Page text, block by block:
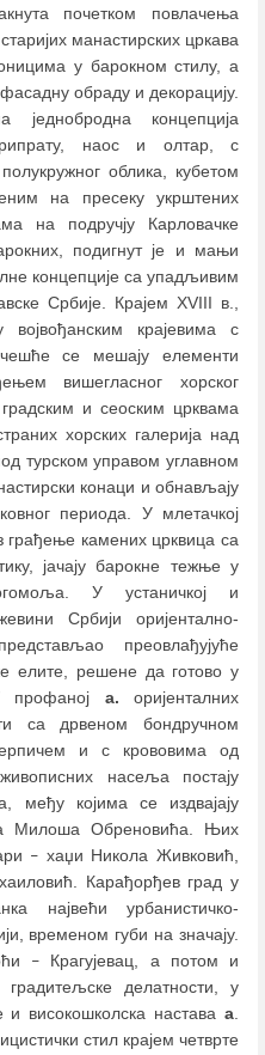
почетком повлачења
манастирских цркава
у барокном стилу, а
обраду и декорацију.
једнобродна концепција
наос и олтар, с
облика, кубетом
на пресеку укрштених
на подручју Карловачке
подигнут је и мањи
концепције са упадљивим
Србије. Крајем XVIII в.,
крајевима с
се мешају елементи
вишегласног хорског
и сеоским црквама
хорских галерија над
турском управом углавном
конаци и обнављају
периода. У млетачкој
грађење камених црквица са
јачају барокне тежње у
У устаничкој и
Србији оријентално-
преовлађујуће
елите, решене да готово у
профаној а. оријенталних
са дрвеном бондручном
и с крововима од
насеља постају
међу којима се издвајају
Милоша Обреновића. Њих
– хаџи Никола Живковић,
Карађорђев град у
највећи урбанистичко-
временом губи на значају.
– Крагујевац, а потом и
градитељске делатности, у
и високошколска настава а.
стил крајем четврте